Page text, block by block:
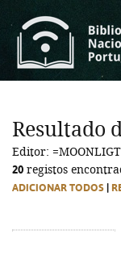
Resultado
Editor:
20 registos
ADICIONAR TODOS